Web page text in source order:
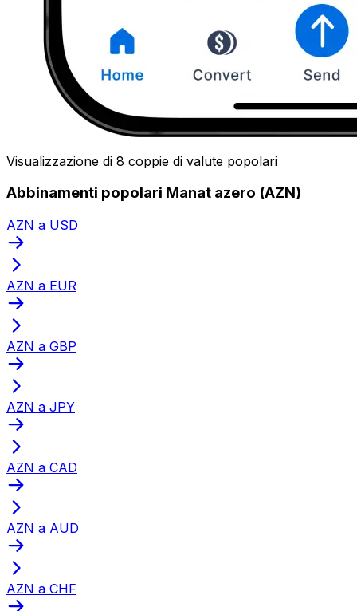
Visualizzazione di 8 coppie di valute popolari
Abbinamenti popolari Manat azero (AZN)
AZN a USD
AZN a EUR
AZN a GBP
AZN a JPY
AZN a CAD
AZN a AUD
AZN a CHF